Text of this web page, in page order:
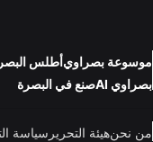
موسوعة بصراويأطلس
بصراوي AI
صنع في البصرة
من نحنهيئة التحرير سياسة